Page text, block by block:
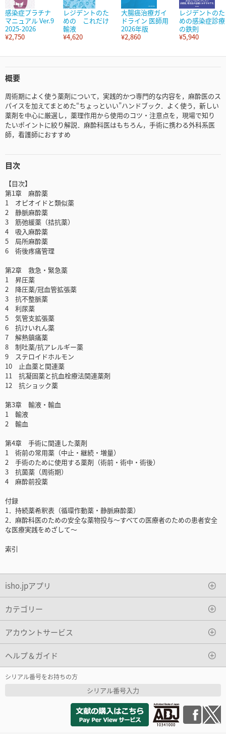
感染症プラチナ
マニュアル Ver.9
2025-2026
¥2,750
レジデントのた
めの これだけ
輸液
¥4,620
大腸癌治療ガイ
ドライン 医師用
2026年版
¥2,860
レジデントのた
めの感染症診療
の鉄則
¥5,940
概要
周術期によく使う薬剤について，実践的かつ専門的な内容を，麻酔医のス
パイスを加えてまとめた“ちょっといい”ハンドブック．よく使う，新しい
薬剤を中心に厳選し，薬理作用から使用のコツ・注意点を，現場で知り
たいポイントに絞り解説．麻酔科医はもちろん，手術に携わる外科系医
師，看護師におすすめ
目次
【目次】
第1章 麻酔薬
1 オピオイドと類似薬
2 静脈麻酔薬
3 筋弛緩薬（拮抗薬）
4 吸入麻酔薬
5 局所麻酔薬
6 術後疼痛管理
第2章 救急・緊急薬
1 昇圧薬
2 降圧薬/冠血管拡張薬
3 抗不整脈薬
4 利尿薬
5 気管支拡張薬
6 抗けいれん薬
7 解熱鎮痛薬
8 制吐薬/抗アレルギー薬
9 ステロイドホルモン
10 止血薬と関連薬
11 抗凝固薬と抗血栓療法関連薬剤
12 抗ショック薬
第3章 輸液・輸血
1 輸液
2 輸血
第4章 手術に関連した薬剤
1 術前の常用薬（中止・継続・増量）
2 手術のために使用する薬剤（術前・術中・術後）
3 抗菌薬（周術期）
4 麻酔前投薬
付録
1．持続薬希釈表（循環作動薬・静脈麻酔薬）
2．麻酔科医のための安全な薬物投与～すべての医療者のための患者安全
な医療実践をめざして～
索引
isho.jpアプリ
カテゴリー
アカウントサービス
ヘルプ＆ガイド
シリアル番号をお持ちの方
シリアル番号入力